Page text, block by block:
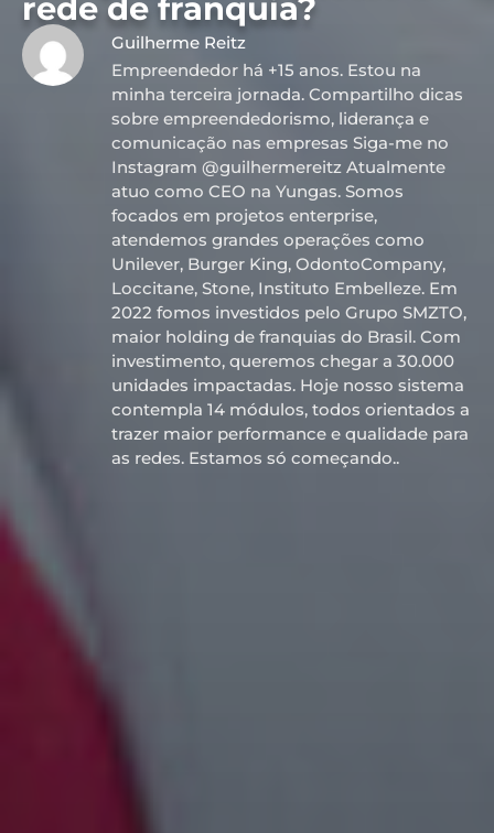
rede de franquia?
Guilherme Reitz
Empreendedor há +15 anos. Estou na
minha terceira jornada. Compartilho dicas
sobre empreendedorismo, liderança e
comunicação nas empresas Siga-me no
Instagram @guilhermereitz Atualmente
atuo como CEO na Yungas. Somos
focados em projetos enterprise,
atendemos grandes operações como
Unilever, Burger King, OdontoCompany,
Loccitane, Stone, Instituto Embelleze. Em
2022 fomos investidos pelo Grupo SMZTO,
maior holding de franquias do Brasil. Com
investimento, queremos chegar a 30.000
unidades impactadas. Hoje nosso sistema
contempla 14 módulos, todos orientados a
trazer maior performance e qualidade para
as redes. Estamos só começando..